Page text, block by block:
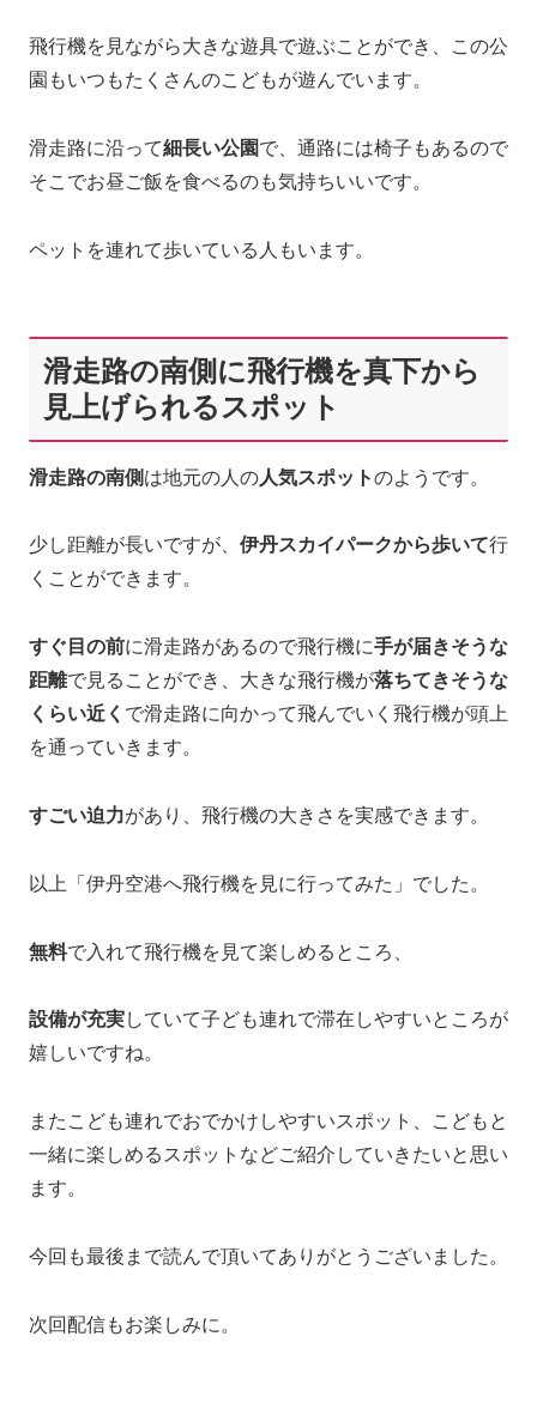
飛行機を見ながら大きな遊具で遊ぶことができ、この公
園もいつもたくさんのこどもが遊んでいます。
滑走路に沿って細長い公園で、通路には椅子もあるので
そこでお昼ご飯を食べるのも気持ちいいです。
ペットを連れて歩いている人もいます。
滑走路の南側に飛行機を真下から
見上げられるスポット
滑走路の南側 は地元の人の人気スポットのようです。
少し距離が長いですが、 伊丹スカイパークから歩いて行
くことができます。
すぐ目の前に滑走路があるので飛行機に手が届きそうな
距離で見ることができ、大きな飛行機が落ちてきそうな
くらい近く で滑走路に向かって飛んでいく飛行機が頭上
を通っていきます。
すごい迫力があり、飛行機の大きさを実感できます。
以上「伊丹空港へ飛行機を見に行ってみた」でした。
無料で入れて飛行機を見て楽しめるところ、
設備が充実していて子ども連れで滞在しやすいところが
嬉しいですね。
またこども連れでおでかけしやすいスポット、こどもと
一緒に楽しめるスポットなどご紹介していきたいと思い
ます。
今回も最後まで読んで頂いてありがとうございました。
次回配信もお楽しみに。